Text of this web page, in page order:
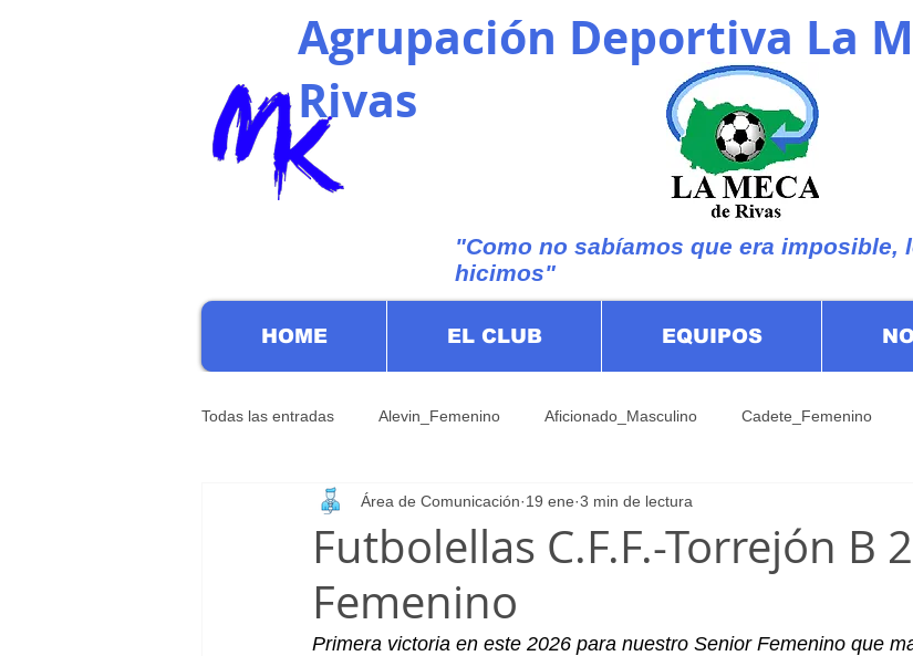
Agrupación Deportiva La
Rivas
"Como no sabíamos que era imposible,
hicimos"
HOME EL CLUB EQUIPOS
Todas las entradas Alevin_Femenino Aficionado_Masculino Cadete_Femenino
Infantil_Femenino Patrocinadores Juvenil_Femenino
Cadete_Masculino Club Juvenil_Masculino
Futbolellas C.F.F.-Torrejón B
Femenino
Área de Comunicación 19 ene 3 min de lectura
Primera victoria en este 2026 para nuestro Senior Femenino que